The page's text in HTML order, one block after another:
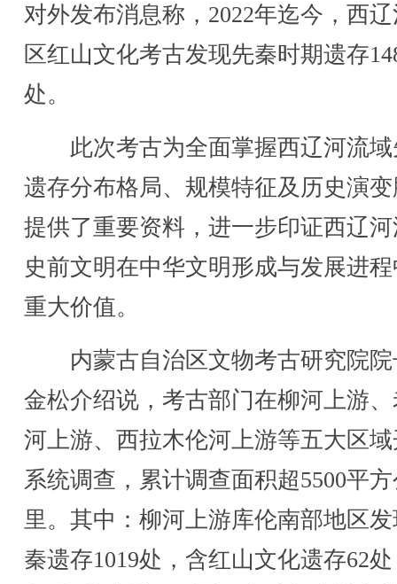
对外发布消息称，2022年迄今，西
区红山文化考古发现先秦时期遗存
处。
此次考古为全面掌握西辽河流域
遗存分布格局、规模特征及历史演
提供了重要资料，进一步印证西辽
史前文明在中华文明形成与发展进
重大价值。
内蒙古自治区文物考古研究院院
金松介绍说，考古部门在柳河上游
河上游、西拉木伦河上游等五大区
系统调查，累计调查面积超5500平
里。其中：柳河上游库伦南部地区
秦遗存1019处，含红山文化遗存62